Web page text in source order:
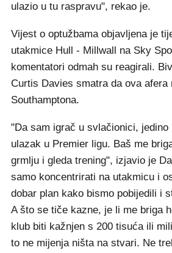
ulazio u tu raspravu", rekao je.
Vijest o optužbama objavljena je
utakmice Hull - Millwall na Sky
komentatori odmah su reagirali.
Curtis Davies smatra da ova afera
Southamptona.
"Da sam igrač u svlačionici, jedino
ulazak u Premier ligu. Baš me
grmlju i gleda trening", izjavio je
samo koncentrirati na utakmicu i
dobar plan kako bismo pobijedili i
A što se tiče kazne, je li me briga
klub biti kažnjen s 200 tisuća ili
to ne mijenja ništa na stvari. Ne